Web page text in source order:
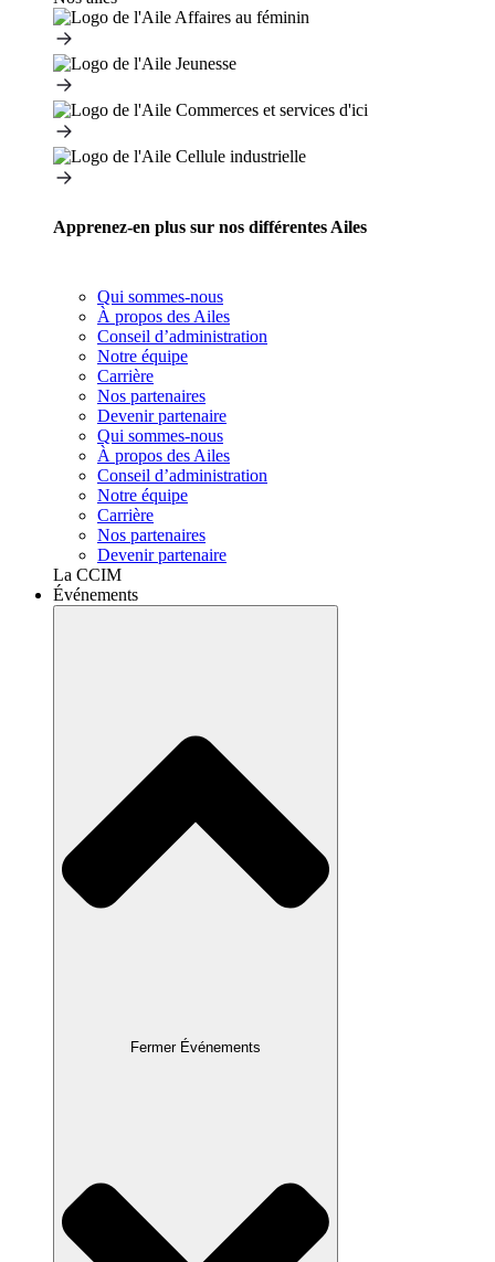
Apprenez-en plus sur nos différentes Ailes
Qui sommes-nous
À propos des Ailes
Conseil d’administration
Notre équipe
Carrière
Nos partenaires
Devenir partenaire
Qui sommes-nous
À propos des Ailes
Conseil d’administration
Notre équipe
Carrière
Nos partenaires
Devenir partenaire
La CCIM
Événements
Fermer Événements